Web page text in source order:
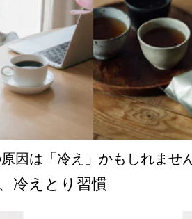
因は「冷え」かもしれませ
冷えとり習慣